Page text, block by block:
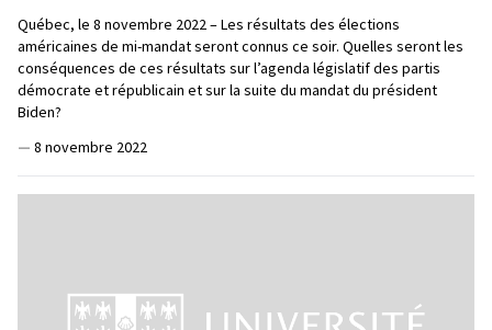
Québec, le 8 novembre 2022 – Les résultats des élections
américaines de mi-mandat seront connus ce soir. Quelles seront les
conséquences de ces résultats sur l’agenda législatif des partis
démocrate et républicain et sur la suite du mandat du président
Biden?
— 8 novembre 2022